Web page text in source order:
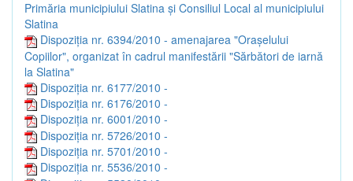
Primăria municipiului Slatina și Consiliul Local al municipiului
Slatina
Dispoziția nr. 6394/2010 - amenajarea "Oraşelului
Copiilor", organizat în cadrul manifestării "Sărbători de iarnă
la Slatina"
Dispoziția nr. 6177/2010 -
Dispoziția nr. 6176/2010 -
Dispoziția nr. 6001/2010 -
Dispoziția nr. 5726/2010 -
Dispoziția nr. 5701/2010 -
Dispoziția nr. 5536/2010 -